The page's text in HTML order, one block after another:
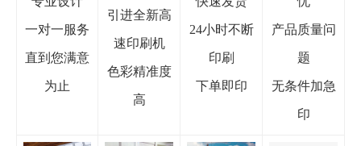
一对一服务
直到您满意
为止
引进全新高
速印刷机
色彩精准度
高
24小时不断
印刷
下单即印
产品质量问
题
无条件加急
印